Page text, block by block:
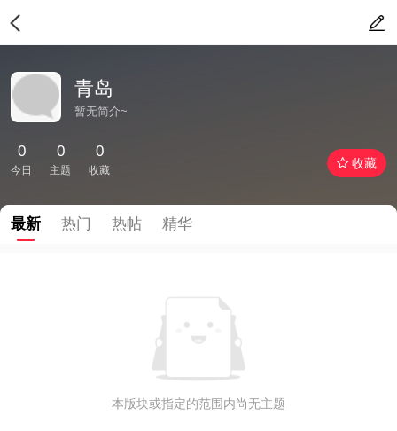
青岛
暂无简介~
0
今日
0
主题
0
收藏 收藏
最新 热门 热帖 精华
本版块或指定的范围内尚无主题